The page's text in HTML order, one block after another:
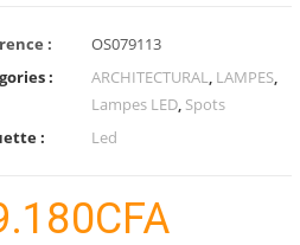
:
OS079113
:
ARCHITECTURAL, LAMPES,
Lampes LED, Spots
:
Led
CFA